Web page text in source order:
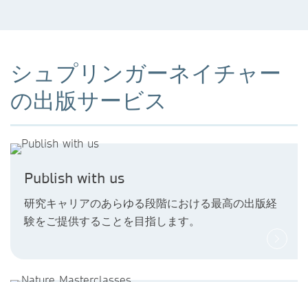
シュプリンガーネイチャー
の出版サービス
Publish with us
研究キャリアのあらゆる段階における最高の出版経
験をご提供することを目指します。